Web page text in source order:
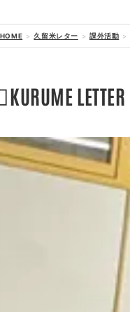
久留米レター 課外活動
KURUME LETTER